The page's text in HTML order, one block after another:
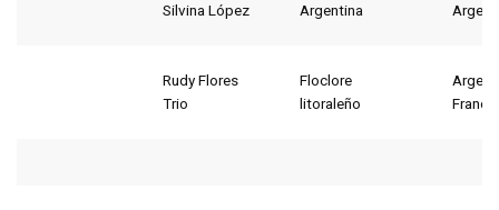
Silvina López Argentina
Rudy Flores
Trio
Floclore
litoraleño
Francia